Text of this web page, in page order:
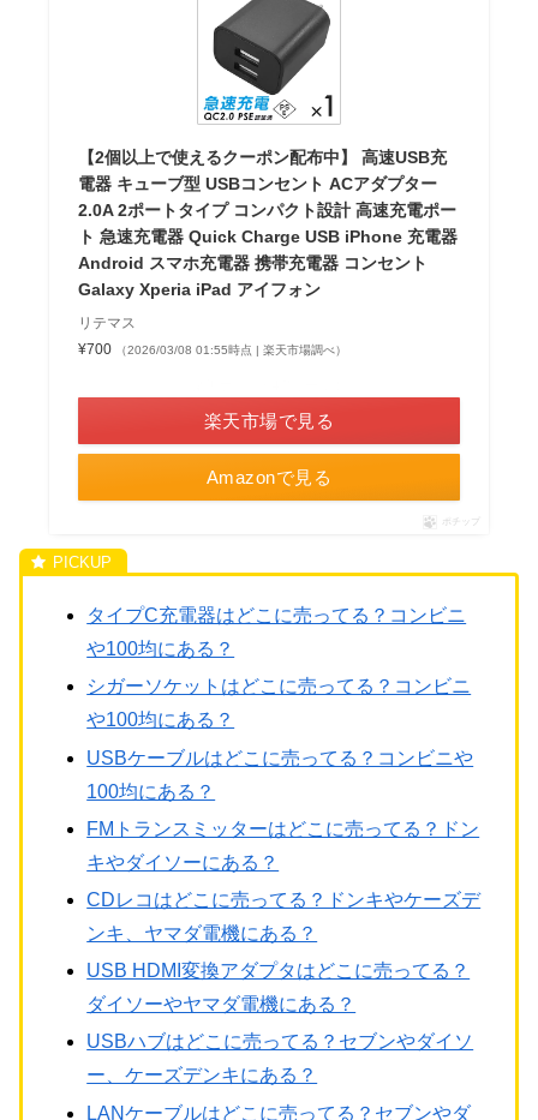
【2個以上で使えるクーポン配布中】 高速USB充
電器 キューブ型 USBコンセント ACアダプター
2.0A 2ポートタイプ コンパクト設計 高速充電ポー
ト 急速充電器 Quick Charge USB iPhone 充電器
Android スマホ充電器 携帯充電器 コンセント
Galaxy Xperia iPad アイフォン
リテマス
¥700
（2026/03/08 01:55時点 | 楽天市場調べ）
Amazonで見る
楽天市場で見る
ポチップ
タイプC充電器はどこに売ってる？コンビニ
や100均にある？
シガーソケットはどこに売ってる？コンビニ
や100均にある？
USBケーブルはどこに売ってる？コンビニや
100均にある？
FMトランスミッターはどこに売ってる？ドン
キやダイソーにある？
CDレコはどこに売ってる？ドンキやケーズデ
ンキ、ヤマダ電機にある？
USB HDMI変換アダプタはどこに売ってる？
ダイソーやヤマダ電機にある？
USBハブはどこに売ってる？セブンやダイソ
ー、ケーズデンキにある？
LANケーブルはどこに売ってる？セブンやダ